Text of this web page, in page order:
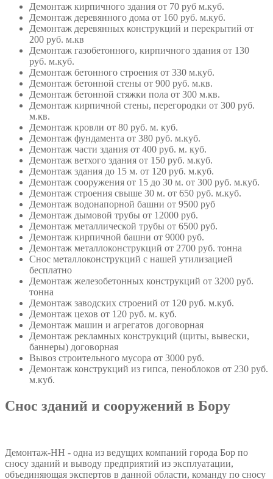
Демонтаж кирпичного здания от 70 руб м.куб.
Демонтаж деревянного дома от 160 руб. м.куб.
Демонтаж деревянных конструкций и перекрытий от
200 руб. м.кв
Демонтаж газобетонного, кирпичного здания от 130
руб. м.куб.
Демонтаж бетонного строения от 330 м.куб.
Демонтаж бетонной стены от 900 руб. м.кв.
Демонтаж бетонной стяжки пола от 300 м.кв.
Демонтаж кирпичной стены, перегородки от 300 руб.
м.кв.
Демонтаж кровли от 80 руб. м. куб.
Демонтаж фундамента от 380 руб. м.куб.
Демонтаж части здания от 400 руб. м. куб.
Демонтаж ветхого здания от 150 руб. м.куб.
Демонтаж здания до 15 м. от 120 руб. м.куб.
Демонтаж сооружения от 15 до 30 м. от 300 руб. м.куб.
Демонтаж строения свыше 30 м. от 650 руб. м.куб.
Демонтаж водонапорной башни от 9500 руб
Демонтаж дымовой трубы от 12000 руб.
Демонтаж металлической трубы от 6500 руб.
Демонтаж кирпичной башни от 9000 руб.
Демонтаж металлоконструкций от 2700 руб. тонна
Снос металлоконструкций с нашей утилизацией
бесплатно
Демонтаж железобетонных конструкций от 3200 руб.
тонна
Демонтаж заводских строений от 120 руб. м.куб.
Демонтаж цехов от 120 руб. м. куб.
Демонтаж машин и агрегатов договорная
Демонтаж рекламных конструкций (щиты, вывески,
баннеры) договорная
Вывоз строительного мусора от 3000 руб.
Демонтаж конструкций из гипса, пеноблоков от 230 руб.
м.куб.
Снос зданий и сооружений в Бору
Демонтаж-НН - одна из ведущих компаний города Бор по
сносу зданий и выводу предприятий из эксплуатации,
объединяющая экспертов в данной области, команду по сносу